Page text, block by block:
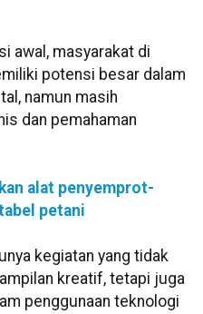
awal, masyarakat di
potensi besar dalam
namun masih
dan pemahaman
alat penyemprot-
petani
kegiatan yang tidak
kreatif, tetapi juga
penggunaan teknologi